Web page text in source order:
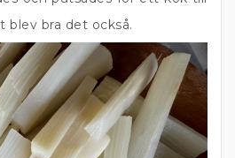
blev bra det också.